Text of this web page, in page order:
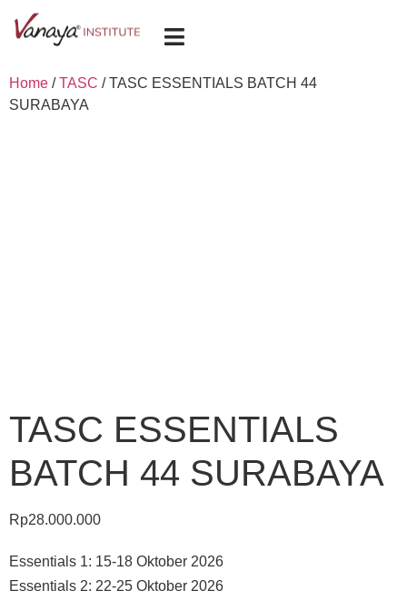
Home /TASC / TASC ESSENTIALS BATCH 44
SURABAYA
TASC ESSENTIALS
BATCH 44 SURABAYA
Rp28.000.000
Essentials 1: 15-18 Oktober 2026
Essentials 2: 22-25 Oktober 2026